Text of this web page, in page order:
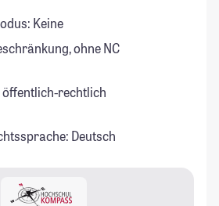
Keine
ohne NC
rechtlich
Deutsch